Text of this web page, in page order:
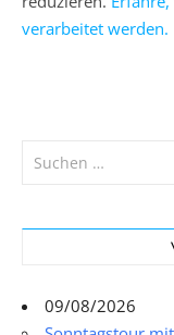
verarbeitet werden.
09/08/2026